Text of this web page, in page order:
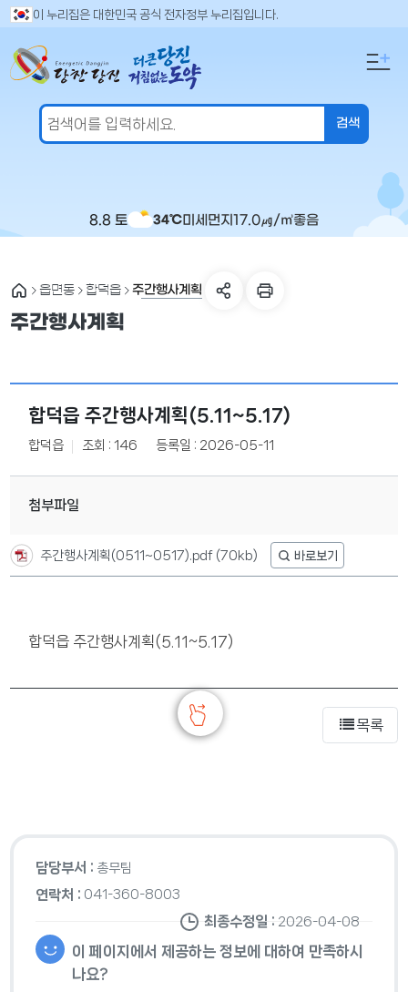
이 누리집은 대한민국 공식 전자정부 누리집입니다.
8.8 토 34℃미세먼지17.0㎍/㎥좋음
검
어
입
읍면동 합덕읍 주간행사계획
주간행사계획
합덕읍 주간행사계획(5.11~5.17)
합덕읍 조회 : 146 등록일 : 2026-05-11
첨부파일
주간행사계획(0511~0517).pdf (70kb)
합덕읍 주간행사계획(5.11~5.17)
목록
담당부서 : 총무팀
연락처 : 041-360-8003
최종수정일 : 2026-04-08
이 페이지에서 제공하는 정보에 대하여 만족하시
나요?
만
도
의
세